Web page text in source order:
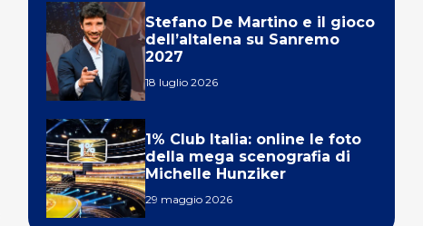
Stefano De Martino e il gioco
dell’altalena su Sanremo
2027
18 luglio 2026
1% Club Italia: online le foto
della mega scenografia di
Michelle Hunziker
29 maggio 2026